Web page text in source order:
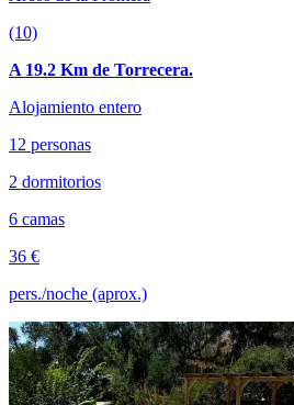
(10)
A 19.2 Km de Torrecera.
Alojamiento entero
12 personas
2 dormitorios
6 camas
36 €
pers./noche (aprox.)